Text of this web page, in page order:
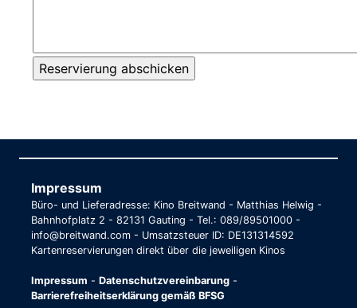
Impressum
Büro- und Lieferadresse: Kino Breitwand - Matthias Helwig -
Bahnhofplatz 2 - 82131 Gauting - Tel.: 089/89501000 -
info@breitwand.com - Umsatzsteuer ID: DE131314592
Kartenreservierungen direkt über die jeweiligen Kinos
Impressum - Datenschutzvereinbarung -
Barrierefreiheitserklärung gemäß BFSG